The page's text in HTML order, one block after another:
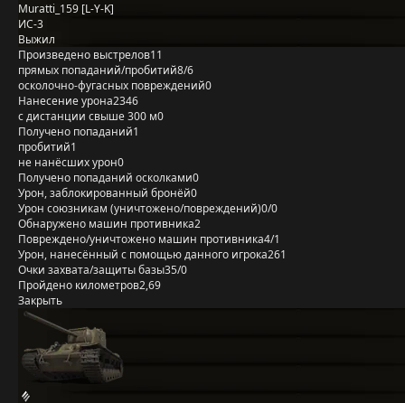
Muratti_159 [L-Y-K]
ИС-3
Выжил
Произведено выстрелов11
прямых попаданий/пробитий8/6
осколочно-фугасных повреждений0
Нанесение урона2346
с дистанции свыше 300 м0
Получено попаданий1
пробитий1
не нанёсших урон0
Получено попаданий осколками0
Урон, заблокированный бронёй0
Урон союзникам (уничтожено/повреждений)0/0
Обнаружено машин противника2
Повреждено/уничтожено машин противника4/1
Урон, нанесённый с помощью данного игрока261
Очки захвата/защиты базы35/0
Пройдено километров2,69
Закрыть